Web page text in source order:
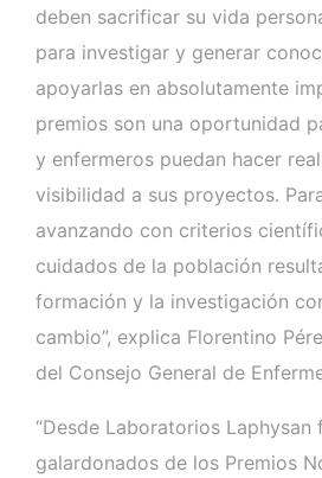
deben sacrificar su vida
para investigar y generar
apoyarlas en absolutamente
premios son una oportunidad
y enfermeros puedan hacer
visibilidad a sus proyectos.
avanzando con criterios
cuidados de la población
formación y la investigación
cambio”, explica Florentino
del Consejo General de
“Desde Laboratorios
galardonados de los Premios